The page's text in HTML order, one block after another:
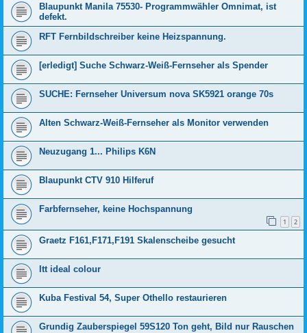
Blaupunkt Manila 75530- Programmwähler Omnimat, ist
defekt.
RFT Fernbildschreiber keine Heizspannung.
[erledigt] Suche Schwarz-Weiß-Fernseher als Spender
SUCHE: Fernseher Universum nova SK5921 orange 70s
Alten Schwarz-Weiß-Fernseher als Monitor verwenden
Neuzugang 1... Philips K6N
Blaupunkt CTV 910 Hilferuf
Farbfernseher, keine Hochspannung
1 2
Graetz F161,F171,F191 Skalenscheibe gesucht
Itt ideal colour
Kuba Festival 54, Super Othello restaurieren
Grundig Zauberspiegel 59S120 Ton geht, Bild nur Rauschen